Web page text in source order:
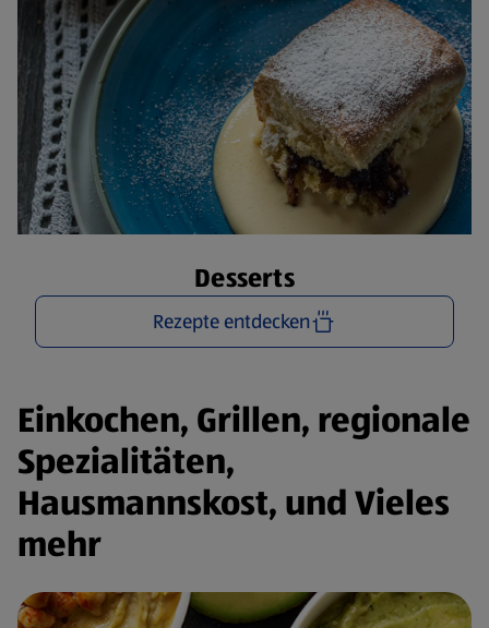
Desserts
Rezepte entdecken
Einkochen, Grillen, regionale
Spezialitäten,
Hausmannskost, und Vieles
mehr